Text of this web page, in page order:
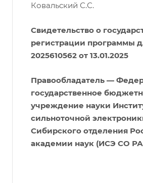
Ковальский С.С.
Свидетельство о
регистрации программы
2025610562 от 13.01.2025
Правообладатель —
государственное
учреждение науки
сильноточной
Сибирского отделения
академии наук (ИСЭ СО